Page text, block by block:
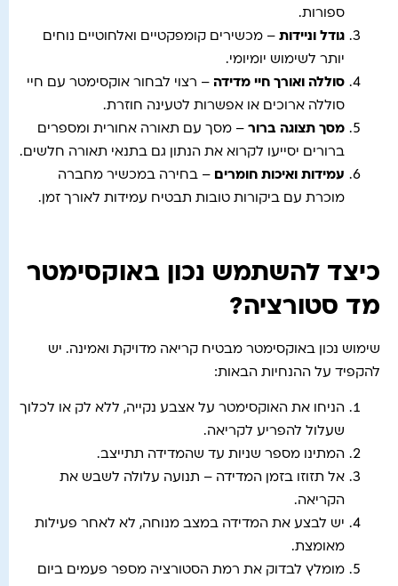
ספורות.
גודל וניידות – מכשירים קומפקטיים ואלחוטיים נוחים
יותר לשימוש יומיומי.
סוללה ואורך חיי מדידה – רצוי לבחור אוקסימטר עם חיי
סוללה ארוכים או אפשרות לטעינה חוזרת.
מסך תצוגה ברור – מסך עם תאורה אחורית ומספרים
ברורים יסייעו לקרוא את הנתון גם בתנאי תאורה חלשים.
עמידות ואיכות חומרים – בחירה במכשיר מחברה
מוכרת עם ביקורות טובות תבטיח עמידות לאורך זמן.
כיצד להשתמש נכון באוקסימטר
מד סטורציה?
שימוש נכון באוקסימטר מבטיח קריאה מדויקת ואמינה. יש
להקפיד על ההנחיות הבאות:
הניחו את האוקסימטר על אצבע נקייה, ללא לק או לכלוך
שעלול להפריע לקריאה.
המתינו מספר שניות עד שהמדידה תתייצב.
אל תזוזו בזמן המדידה – תנועה עלולה לשבש את
הקריאה.
יש לבצע את המדידה במצב מנוחה, לא לאחר פעילות
מאומצת.
מומלץ לבדוק את רמת הסטורציה מספר פעמים ביום